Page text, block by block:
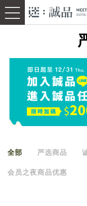
全部 严选商品
会员之夜商品优惠